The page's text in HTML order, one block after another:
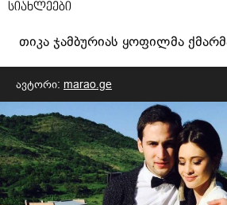
სიახლეები
თიკა ჯამბურიას ყოფილმა
ავტორი: marao.ge